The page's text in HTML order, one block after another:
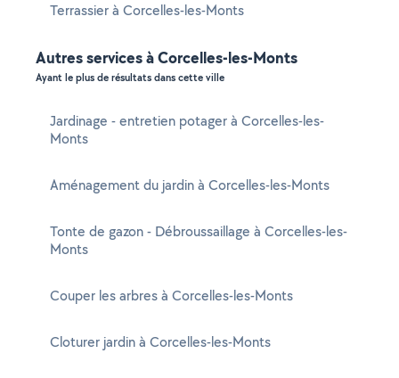
Terrassier à Corcelles-les-Monts
Autres services à Corcelles-les-Monts
Ayant le plus de résultats dans cette ville
Jardinage - entretien potager à Corcelles-les-
Monts
Aménagement du jardin à Corcelles-les-Monts
Tonte de gazon - Débroussaillage à Corcelles-les-
Monts
Couper les arbres à Corcelles-les-Monts
Cloturer jardin à Corcelles-les-Monts